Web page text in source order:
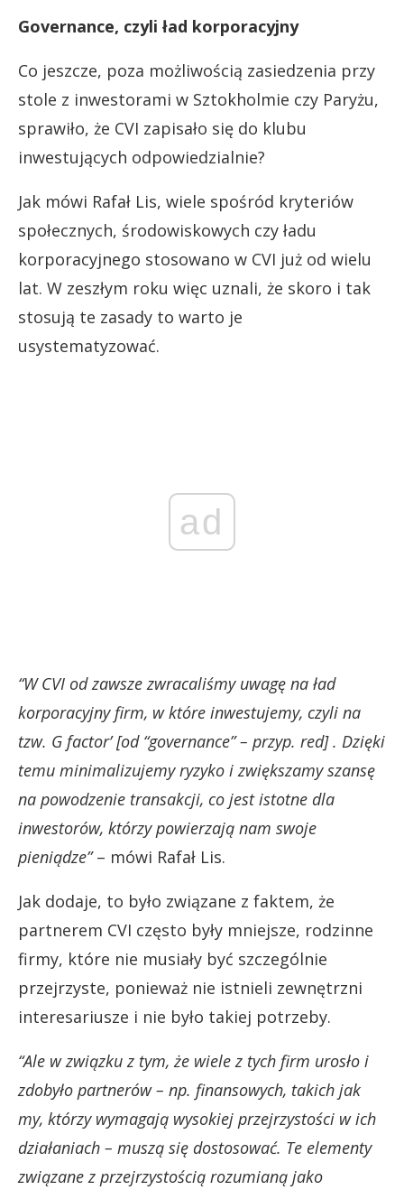
Governance, czyli ład korporacyjny
Co jeszcze, poza możliwością zasiedzenia przy
stole z inwestorami w Sztokholmie czy Paryżu,
sprawiło, że CVI zapisało się do klubu
inwestujących odpowiedzialnie?
Jak mówi Rafał Lis, wiele spośród kryteriów
społecznych, środowiskowych czy ładu
korporacyjnego stosowano w CVI już od wielu
lat. W zeszłym roku więc uznali, że skoro i tak
stosują te zasady to warto je
usystematyzować.
ad
“W CVI od zawsze zwracaliśmy uwagę na ład
korporacyjny firm, w które inwestujemy, czyli na
tzw. G factor’ [od “governance” – przyp. red] . Dzięki
temu minimalizujemy ryzyko i zwiększamy szansę
na powodzenie transakcji, co jest istotne dla
inwestorów, którzy powierzają nam swoje
pieniądze”– mówi Rafał Lis.
Jak dodaje, to było związane z faktem, że
partnerem CVI często były mniejsze, rodzinne
firmy, które nie musiały być szczególnie
przejrzyste, ponieważ nie istnieli zewnętrzni
interesariusze i nie było takiej potrzeby.
“Ale w związku z tym, że wiele z tych firm urosło i
zdobyło partnerów – np. finansowych, takich jak
my, którzy wymagają wysokiej przejrzystości w ich
działaniach – muszą się dostosować. Te elementy
związane z przejrzystością rozumianą jako